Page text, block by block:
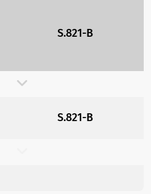
S.821-B
S.821-B